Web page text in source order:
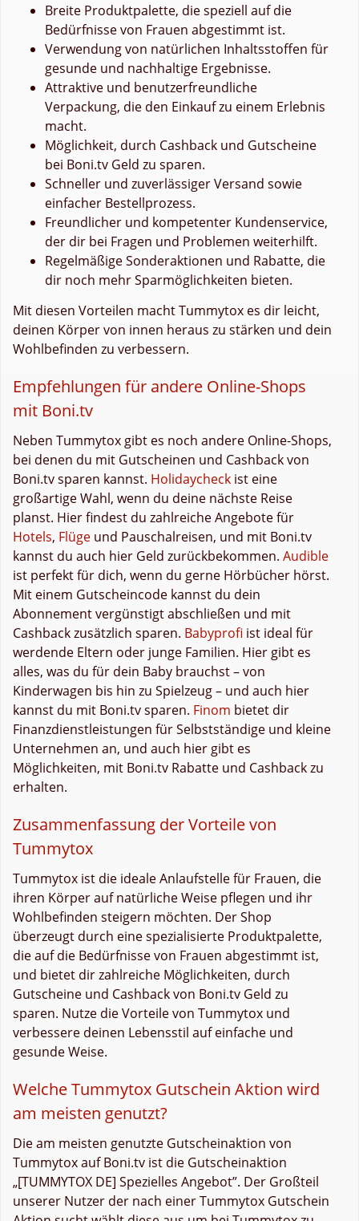
Breite Produktpalette, die speziell auf die
Bedürfnisse von Frauen abgestimmt ist.
Verwendung von natürlichen Inhaltsstoffen für
gesunde und nachhaltige Ergebnisse.
Attraktive und benutzerfreundliche
Verpackung, die den Einkauf zu einem Erlebnis
macht.
Möglichkeit, durch Cashback und Gutscheine
bei Boni.tv Geld zu sparen.
Schneller und zuverlässiger Versand sowie
einfacher Bestellprozess.
Freundlicher und kompetenter Kundenservice,
der dir bei Fragen und Problemen weiterhilft.
Regelmäßige Sonderaktionen und Rabatte, die
dir noch mehr Sparmöglichkeiten bieten.
Mit diesen Vorteilen macht Tummytox es dir leicht,
deinen Körper von innen heraus zu stärken und dein
Wohlbefinden zu verbessern.
Empfehlungen für andere Online-Shops
mit Boni.tv
Neben Tummytox gibt es noch andere Online-Shops,
bei denen du mit Gutscheinen und Cashback von
Boni.tv sparen kannst. Holidaycheck ist eine
großartige Wahl, wenn du deine nächste Reise
planst. Hier findest du zahlreiche Angebote für
Hotels, Flüge und Pauschalreisen, und mit Boni.tv
kannst du auch hier Geld zurückbekommen. Audible
ist perfekt für dich, wenn du gerne Hörbücher hörst.
Mit einem Gutscheincode kannst du dein
Abonnement vergünstigt abschließen und mit
Cashback zusätzlich sparen. Babyprofi ist ideal für
werdende Eltern oder junge Familien. Hier gibt es
alles, was du für dein Baby brauchst – von
Kinderwagen bis hin zu Spielzeug – und auch hier
kannst du mit Boni.tv sparen. Finom bietet dir
Finanzdienstleistungen für Selbstständige und kleine
Unternehmen an, und auch hier gibt es
Möglichkeiten, mit Boni.tv Rabatte und Cashback zu
erhalten.
Zusammenfassung der Vorteile von
Tummytox
Tummytox ist die ideale Anlaufstelle für Frauen, die
ihren Körper auf natürliche Weise pflegen und ihr
Wohlbefinden steigern möchten. Der Shop
überzeugt durch eine spezialisierte Produktpalette,
die auf die Bedürfnisse von Frauen abgestimmt ist,
und bietet dir zahlreiche Möglichkeiten, durch
Gutscheine und Cashback von Boni.tv Geld zu
sparen. Nutze die Vorteile von Tummytox und
verbessere deinen Lebensstil auf einfache und
gesunde Weise.
Welche Tummytox Gutschein Aktion wird
am meisten genutzt?
Die am meisten genutzte Gutscheinaktion von
Tummytox auf Boni.tv ist die Gutscheinaktion
„[TUMMYTOX DE] Spezielles Angebot”. Der Großteil
unserer Nutzer der nach einer Tummytox Gutschein